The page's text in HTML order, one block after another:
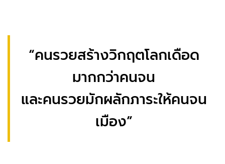
“คนรวยสร้างวิกฤตโลกเดือด
มากกว่าคนจน
และคนรวยมักผลักภาระให้คนจน
เมือง”